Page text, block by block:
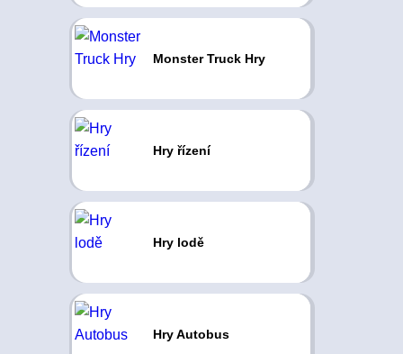
Monster Truck Hry
Hry řízení
Hry lodě
Hry Autobus